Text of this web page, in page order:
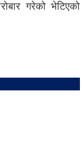
गरेको भेटिएको